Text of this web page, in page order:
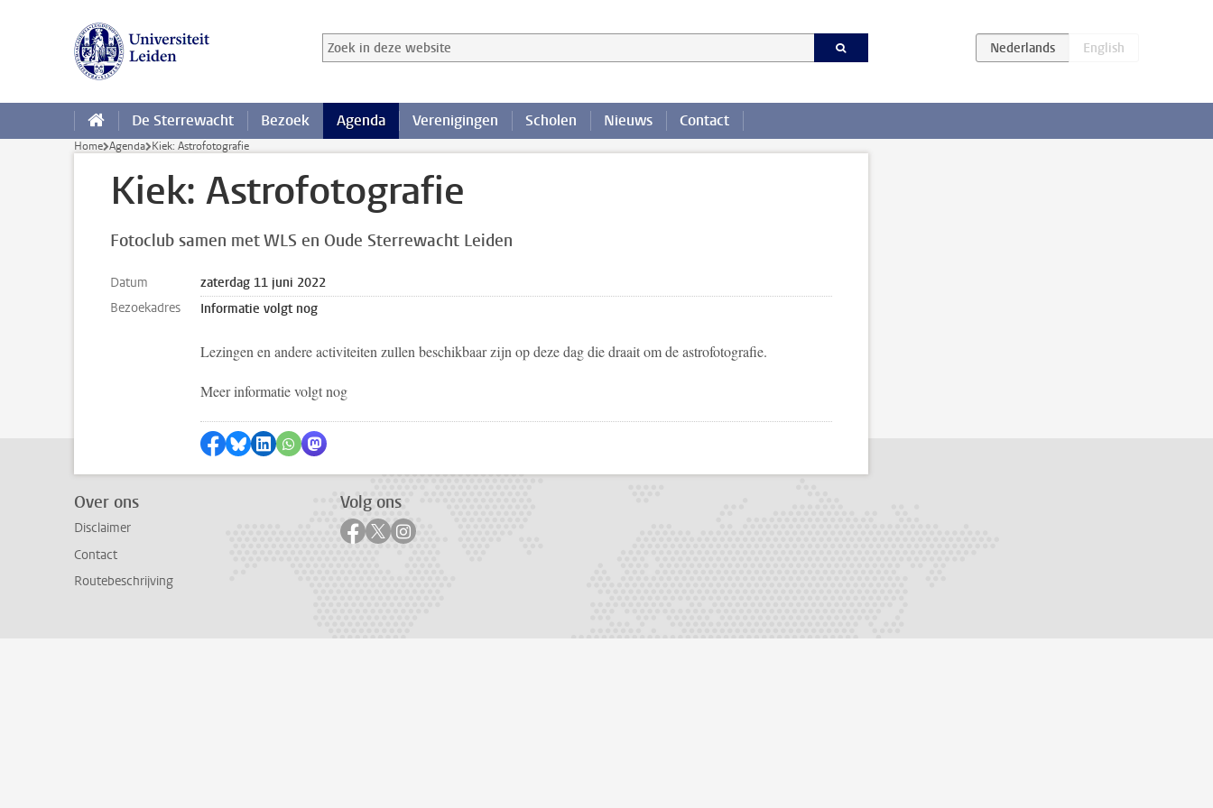
Zoek in deze website
Zoekterm
De Sterrewacht Bezoek Agenda Verenigingen Scholen Nieuws Contact
Home Agenda Kiek: Astrofotografie
Kiek: Astrofotografie
Fotoclub samen met WLS en Oude Sterrewacht Leiden
Datum
zaterdag 11 juni 2022
Bezoekadres
Informatie volgt nog
Lezingen en andere activiteiten zullen beschikbaar zijn op deze dag die draait om de astrofotografie.
Meer informatie volgt nog
Delen op Facebook
Delen via Bluesky
Delen op LinkedIn
Delen via WhatsApp
Delen via Mastodon
Over ons
Disclaimer
Contact
Routebeschrijving
Volg ons
Volg ons op facebook
Volg ons op twitter
Volg ons op instagram